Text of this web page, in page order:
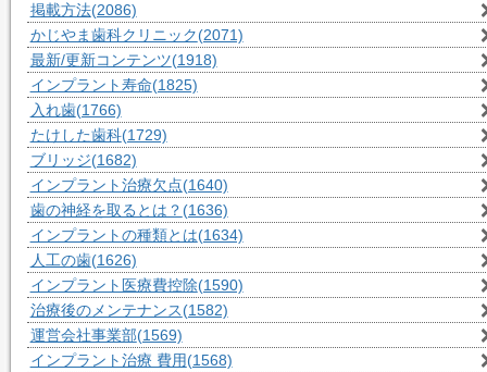
掲載方法(2086)
かじやま歯科クリニック(2071)
最新/更新コンテンツ(1918)
インプラント寿命(1825)
入れ歯(1766)
たけした歯科(1729)
ブリッジ(1682)
インプラント治療欠点(1640)
歯の神経を取るとは？ (1636)
インプラントの種類とは(1634)
人工の歯(1626)
インプラント医療費控除(1590)
治療後のメンテナンス(1582)
運営会社事業部(1569)
インプラント治療 費用(1568)